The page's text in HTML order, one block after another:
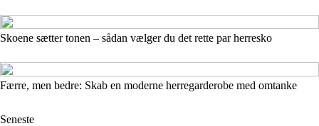
Skoene sætter tonen – sådan vælger du det rette par herresko
Færre, men bedre: Skab en moderne herregarderobe med omtanke
Seneste